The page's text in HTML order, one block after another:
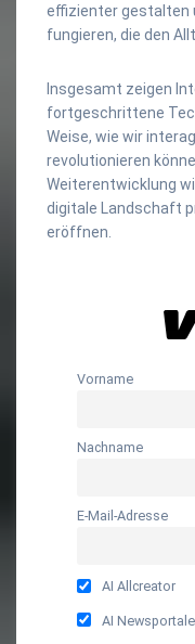
effizienter gestalten
fungieren, die den
Insgesamt zeigen
fortgeschrittene
Weise, wie wir
revolutionieren
Weiterentwicklung
digitale Landschaft
eröffnen.
Vorname
Nachname
E-Mail-Adresse
AI Allcreator
AI Newsportale